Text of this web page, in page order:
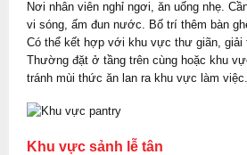
Nơi nhân viên nghỉ ngơi, ăn uống nhẹ.
vi sóng, ấm đun nước. Bố trí thêm bàn
Có thể kết hợp với khu vực thư giãn, giải
Thường đặt ở tầng trên cùng hoặc khu
tránh mùi thức ăn lan ra khu vực làm việc.
Khu vực sảnh lễ tân